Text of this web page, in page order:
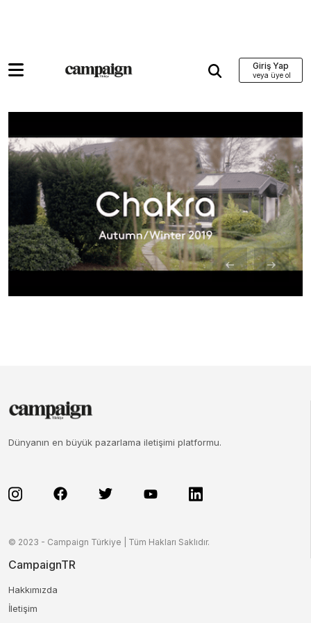
Giriş Yap
Dünyanın en büyük pazarlama iletişimi platformu.
© 2023 - Campaign Türkiye | Tüm Hakları Saklıdır.
CampaignTR
Hakkımızda
İletişim